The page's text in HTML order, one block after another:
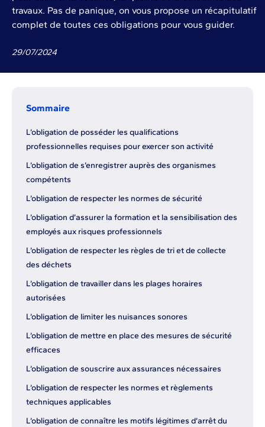
travaux. Pas de panique, on vous propose un récapitulatif
complet de toutes ces obligations pour vous guider.
29/07/2024
Sommaire
L’obligation de posséder les qualifications
professionnelles requises pour exercer son activité
L’obligation de s’enregistrer auprès des organismes
compétents
L’obligation de respecter les normes de sécurité
L’obligation d’assurer la formation et la sensibilisation des
employés aux risques professionnels
L’obligation de respecter les règles de tri et de collecte
des déchets
L’obligation de travailler dans les plages horaires
autorisées
L’obligation de limiter les nuisances sonores
L’obligation de mettre en place des mesures de sécurité
efficaces
L’obligation de souscrire aux assurances nécessaires
L’obligation de respecter les normes et règlements
techniques applicables
L’obligation de connaître les motifs légitimes d’arrêt du